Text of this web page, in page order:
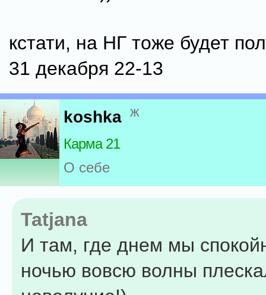
кстати, на НГ тоже будет
31 декабря 22-13
koshka ж
Карма 21
О себе
Tatjana
И там, где днем мы
ночью вовсю волны